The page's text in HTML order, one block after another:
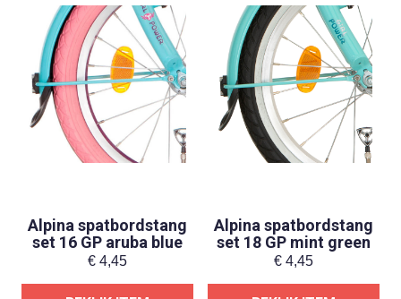
Alpina spatbordstang
set 16 GP aruba blue
€ 4,45
Alpina spatbordstang
set 18 GP mint green
€ 4,45